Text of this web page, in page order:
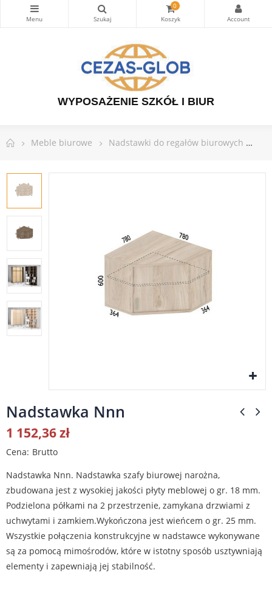
0
WYPOSAŻENIE SZKÓŁ I BIUR
Meble biurowe Nadstawki do regałów biurowych
Nadstawka Nnn
1 152,36 zł
Cena Brutto
Nadstawka Nnn. Nadstawka szafy biurowej narożna,
zbudowana jest z wysokiej jakości płyty meblowej o gr. 18 mm.
Podzielona półkami na 2 przestrzenie, zamykana drzwiami z
uchwytami i zamkiem.Wykończona jest wieńcem o gr. 25 mm.
Wszystkie połączenia konstrukcyjne w nadstawce wykonywane
są za pomocą mimośrodów, które w istotny sposób usztywniają
elementy i zapewniają jej stabilność.